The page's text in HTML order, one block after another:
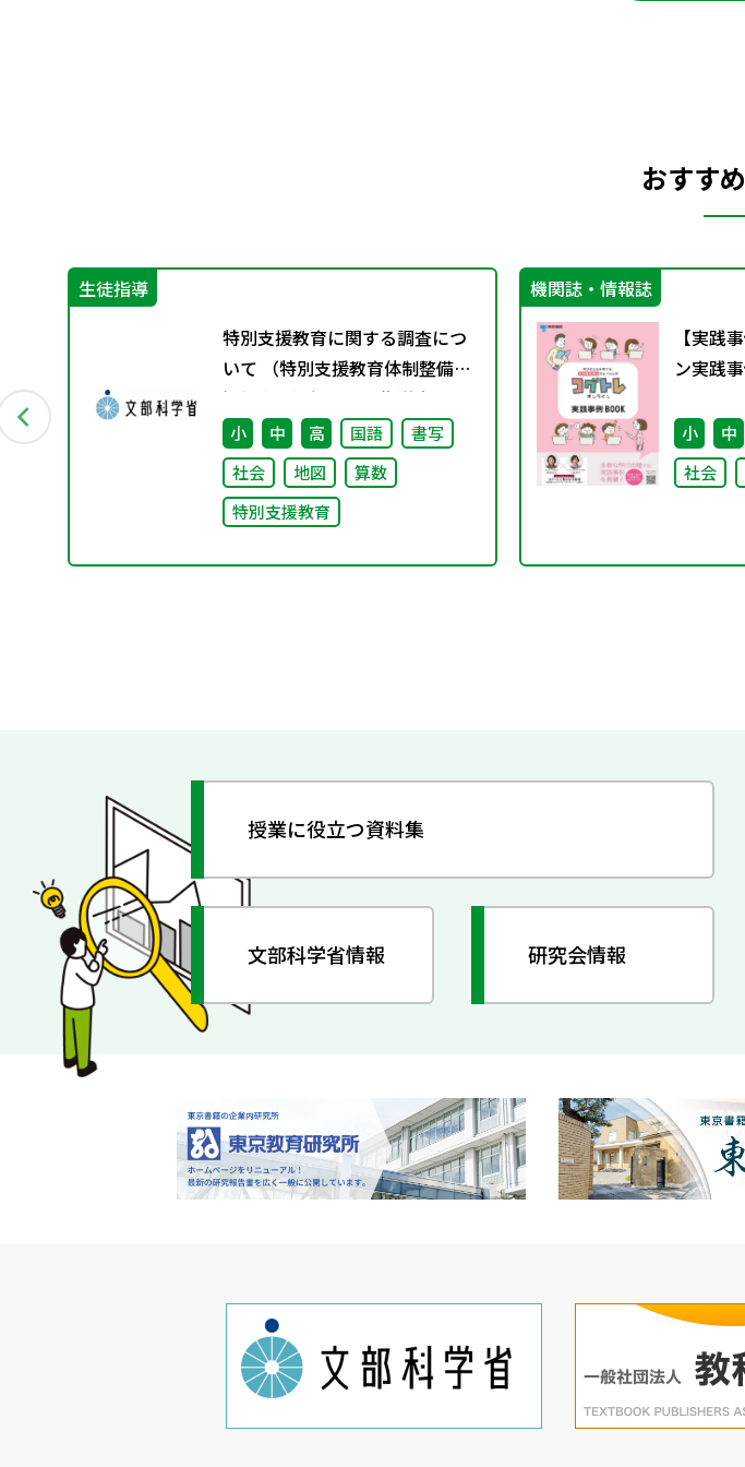
おすす
教
生徒指導
特別支援教育に関する調査につ
いて （特別支援教育体制整備状
況調査、通級による指導実施状
況調査）
小 中 高 国語
書写
社会
地図
算数
特別支援教育
機関誌・情報誌
【実践
ン実践
小 中
社会
授業に役立つ資料集
文部科学省情報 研究会情報